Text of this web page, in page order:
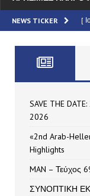
NEWS TICKER [
[
[
SAVE THE
2026
«2nd Arab-
Highlights
MAN – Τεύχος
ΣΥΝΟΠΤΙΚΗ